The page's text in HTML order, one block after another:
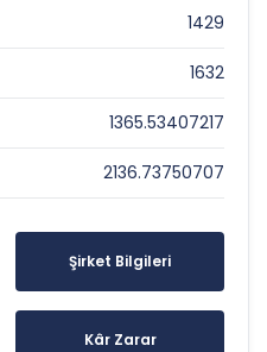
1429
1632
1365.53407217
2136.73750707
Şirket Bilgileri
Kâr Zarar